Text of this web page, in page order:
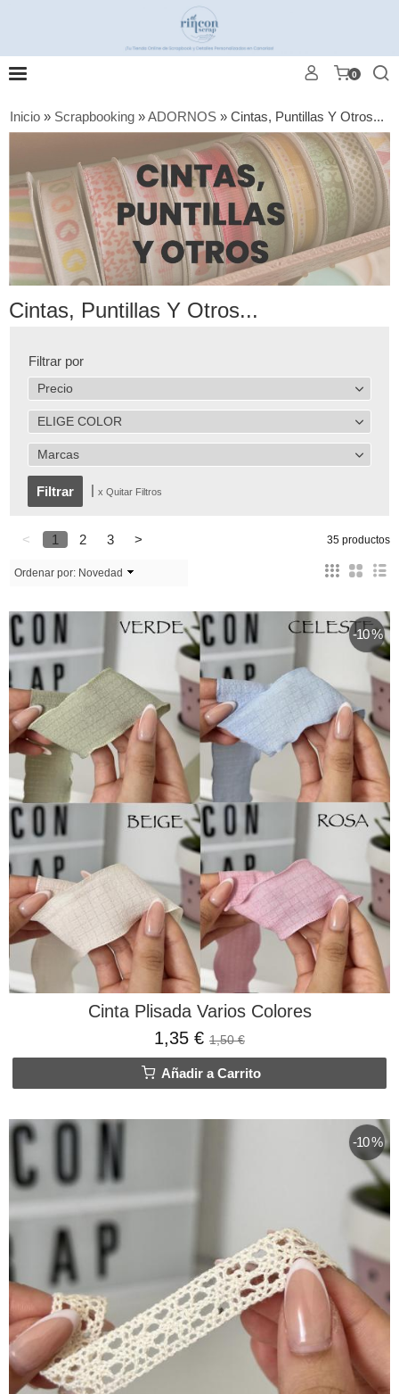
0
Inicio » Scrapbooking »ADORNOS » Cintas, Puntillas Y Otros...
Cintas, Puntillas Y Otros...
Filtrar por
Precio
ELIGE COLOR
Marcas
x Quitar Filtros
< 1 2 3 > 35 productos
Ordenar por: Novedad
-10 %
Cinta Plisada Varios Colores
1,35 € 1,50 €
Añadir a Carrito
-10 %